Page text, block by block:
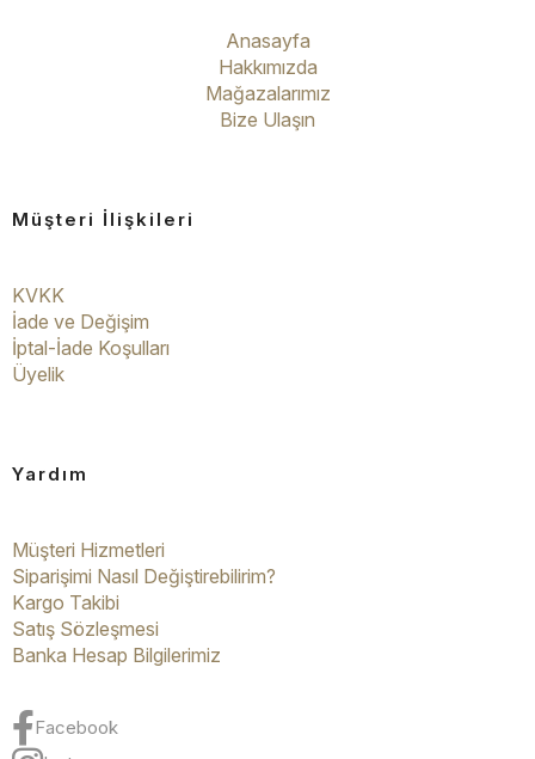
Anasayfa
Hakkımızda
Mağazalarımız
Bize Ulaşın
Müşteri İlişkileri
KVKK
İade ve Değişim
İptal-İade Koşulları
Üyelik
Yardım
Müşteri Hizmetleri
Siparişimi Nasıl Değiştirebilirim?
Kargo Takibi
Satış Sözleşmesi
Banka Hesap Bilgilerimiz
Facebook